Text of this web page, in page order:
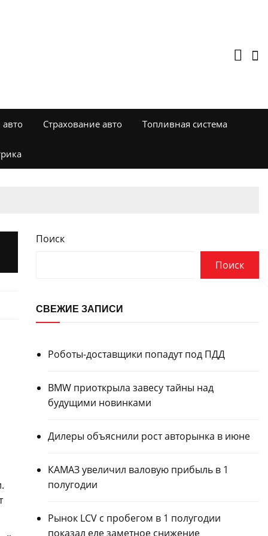
Страхование авто Топливная система
Поиск
Поиск
СВЕЖИЕ ЗАПИСИ
Роботы-доставщики попадут под ПДД
BMW приоткрыла завесу тайны над
будущими новинками
Дилеры объяснили рост авторынка в июне
КАМАЗ увеличил валовую прибыль в 1
полугодии
Рынок LCV с пробегом в 1 полугодии
показал еле заметное снижение